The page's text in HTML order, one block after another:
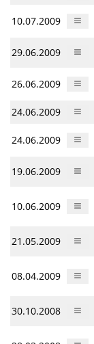
10.07.2009
29.06.2009
26.06.2009
24.06.2009
24.06.2009
19.06.2009
10.06.2009
21.05.2009
08.04.2009
30.10.2008